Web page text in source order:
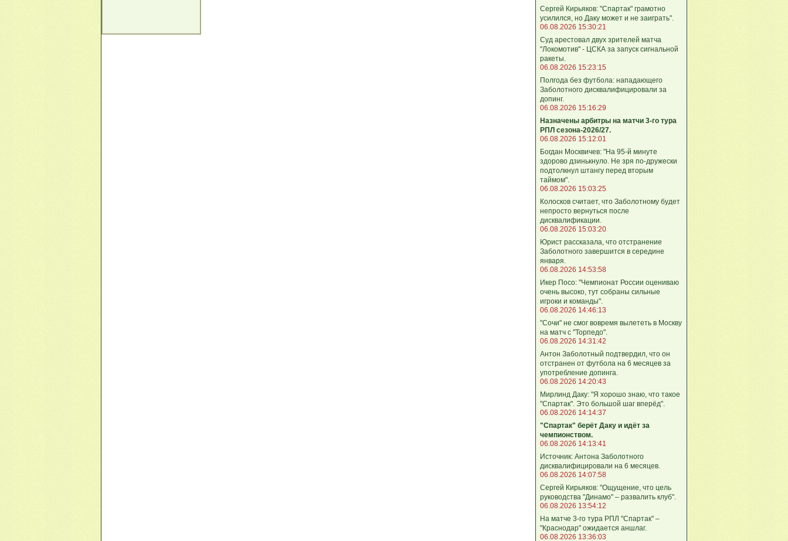
Сергей Кирьяков: "Спартак" грамотно
усилился, но Даку может и не заиграть".
06.08.2026 15:30:21
Суд арестовал двух зрителей матча
"Локомотив" - ЦСКА за запуск сигнальной
ракеты.
06.08.2026 15:23:15
Полгода без футбола: нападающего
Заболотного дисквалифицировали за
допинг.
06.08.2026 15:16:29
Назначены арбитры на матчи 3-го тура
РПЛ сезона-2026/27.
06.08.2026 15:12:01
Богдан Москвичев: "На 95‑й минуте
здорово дзинькнуло. Не зря по‑дружески
подтолкнул штангу перед вторым
таймом".
06.08.2026 15:03:25
Колосков считает, что Заболотному будет
непросто вернуться после
дисквалификации.
06.08.2026 15:03:20
Юрист рассказала, что отстранение
Заболотного завершится в середине
января.
06.08.2026 14:53:58
Икер Посо: "Чемпионат России оцениваю
очень высоко, тут собраны сильные
игроки и команды".
06.08.2026 14:46:13
"Сочи" не смог вовремя вылететь в Москву
на матч с "Торпедо".
06.08.2026 14:31:42
Антон Заболотный подтвердил, что он
отстранен от футбола на 6 месяцев за
употребление допинга.
06.08.2026 14:20:43
Мирлинд Даку: "Я хорошо знаю, что такое
"Спартак". Это большой шаг вперёд".
06.08.2026 14:14:37
"Спартак" берёт Даку и идёт за
чемпионством.
06.08.2026 14:13:41
Источник: Антона Заболотного
дисквалифицировали на 6 месяцев.
06.08.2026 14:07:58
Сергей Кирьяков: "Ощущение, что цель
руководства "Динамо" – развалить клуб".
06.08.2026 13:54:12
На матче 3-го тура РПЛ "Спартак" –
"Краснодар" ожидается аншлаг.
06.08.2026 13:36:03